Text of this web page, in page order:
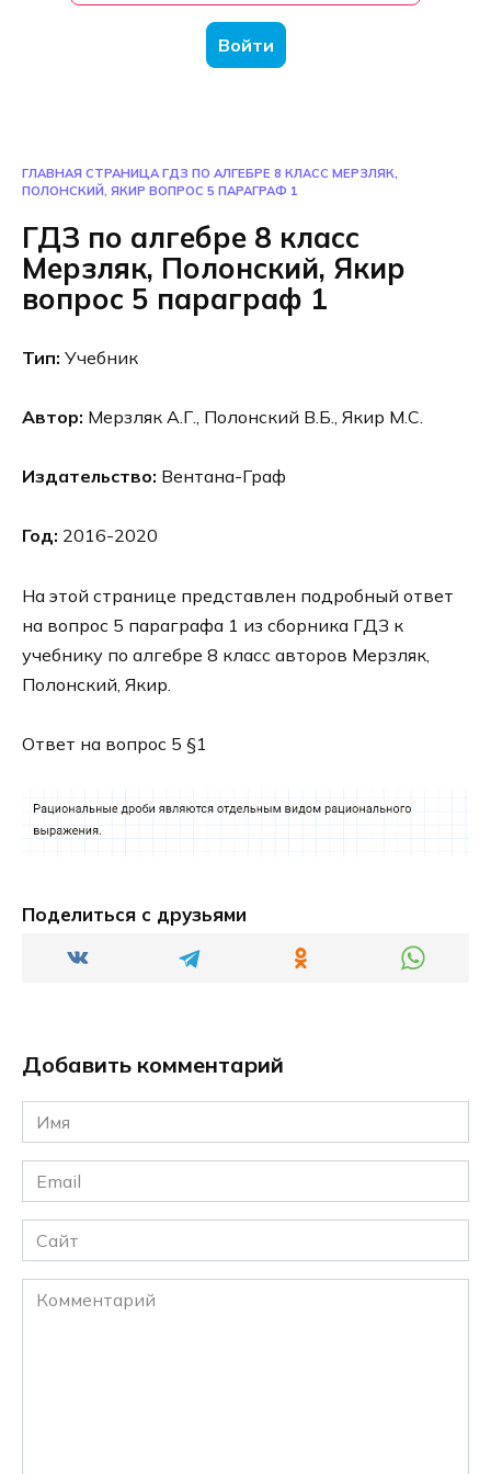
Войти
ГЛАВНАЯ СТРАНИЦА ГДЗ ПО АЛГЕБРЕ 8 КЛАСС МЕРЗЛЯК,
ПОЛОНСКИЙ, ЯКИР ВОПРОС 5 ПАРАГРАФ 1
ГДЗ по алгебре 8 класс
Мерзляк, Полонский, Якир
вопрос 5 параграф 1
Тип: Учебник
Автор: Мерзляк А.Г., Полонский В.Б., Якир М.С.
Издательство: Вентана-Граф
Год: 2016-2020
На этой странице представлен подробный ответ
на вопрос 5 параграфа 1 из сборника ГДЗ к
учебнику по алгебре 8 класс авторов Мерзляк,
Полонский, Якир.
Ответ на вопрос 5 §1
Поделиться с друзьями
Добавить комментарий
Имя
*
Email
*
Сайт
Комментарий